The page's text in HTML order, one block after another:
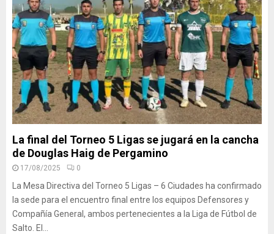
La final del Torneo 5 Ligas se jugará en la cancha
de Douglas Haig de Pergamino
17/08/2025 0
La Mesa Directiva del Torneo 5 Ligas – 6 Ciudades ha confirmado
la sede para el encuentro final entre los equipos Defensores y
Compañía General, ambos pertenecientes a la Liga de Fútbol de
Salto. El...